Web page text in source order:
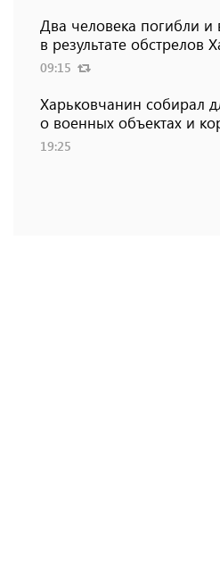
Два человека погибли и
в результате обстрелов
09:15
Харьковчанин собирал
о военных объектах и
19:25